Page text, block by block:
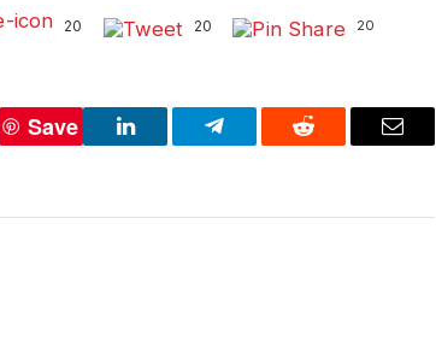
20 20 20
Save
LinkedIn Telegram Reddit Email